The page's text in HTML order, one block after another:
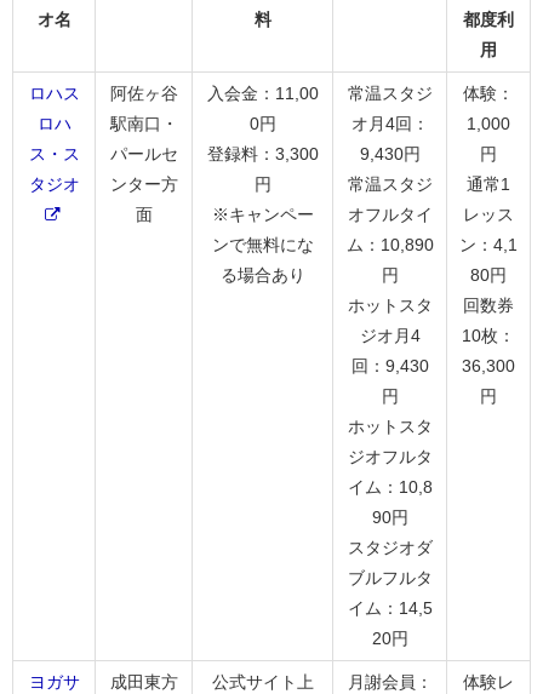
オ名
料
都度利
用
ロハス
ロハ
ス・ス
タジオ
阿佐ヶ谷
駅南口・
パールセ
ンター方
面
入会金：11,00
0円
登録料：3,300
円
※キャンペー
ンで無料にな
る場合あり
常温スタジ
オ月4回：
9,430円
常温スタジ
オフルタイ
ム：10,890
円
ホットスタ
ジオ月4
回：9,430
円
ホットスタ
ジオフルタ
イム：10,8
90円
スタジオダ
ブルフルタ
イム：14,5
20円
体験：
1,000
円
通常1
レッス
ン：4,1
80円
回数券
10枚：
36,300
円
ヨガサ
成田東方
公式サイト上
月謝会員：
体験レ